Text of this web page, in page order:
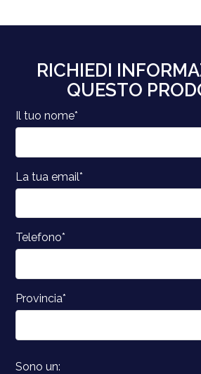
RICHIEDI
QUESTO
Il tuo nome*
La tua email*
Telefono*
Provincia*
Sono un: